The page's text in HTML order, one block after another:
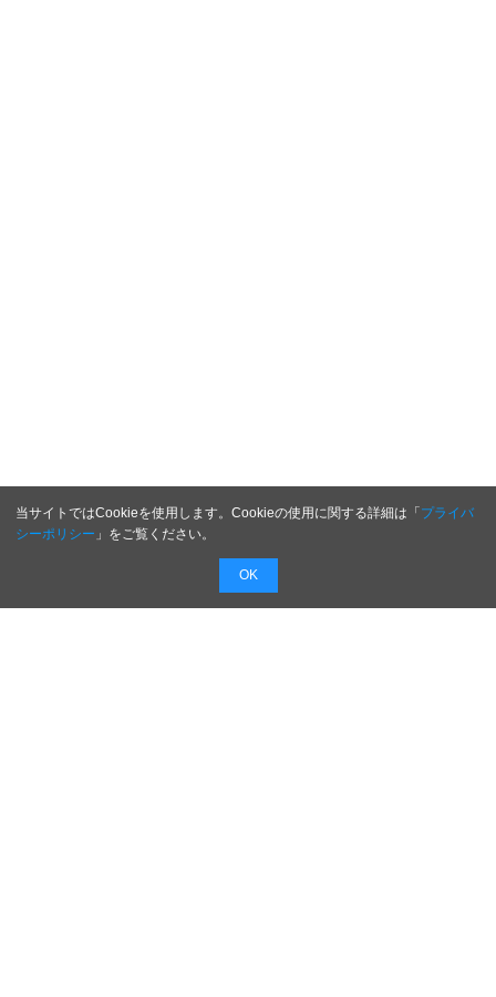
当サイトではCookieを使用します。Cookieの使用に関する詳細は「プライバ
シーポリシー 」をご覧ください。
OK